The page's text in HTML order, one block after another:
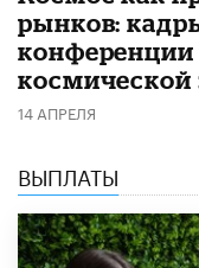
рынков:
14 АПРЕЛЯ
ВЫПЛАТЫ